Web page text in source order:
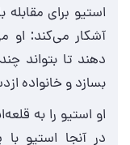
استیو برای
آشکار می‌کند: او
دهند تا بتواند
بسازد و خانواده
او استیو را به
در آنجا استیو با